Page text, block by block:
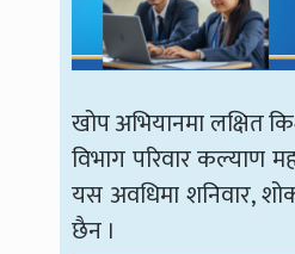
खोप अभियानमा लक्षित
विभाग परिवार कल्याण
यस अवधिमा शनिवार,
छैन ।